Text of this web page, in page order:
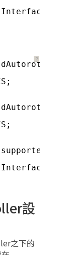
？
設
之下的